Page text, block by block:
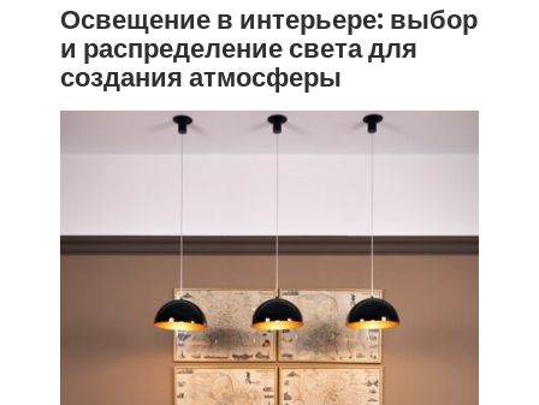
Освещение в интерьере: выбор
и распределение света для
создания атмосферы